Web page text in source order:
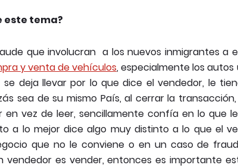
este tema?
que involucran a los nuevos inmigrantes a
y venta de vehículos, especialmente los autos
deja llevar por lo que dice el vendedor, le
sea de su mismo País, al cerrar la
vez de leer, sencillamente confía en lo que
a lo mejor dice algo muy distinto a lo que el
que no le conviene o en un caso de
vendedor es vender, entonces es importante